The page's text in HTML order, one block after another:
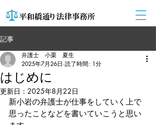
記事
はじめに
弁護士 小栗 夏生
2025年7月26日 読了時間: 1分
更新日： 2025年8月22日
新小岩の弁護士が仕事をしていく上で
思ったことなどを書いていこうと思い